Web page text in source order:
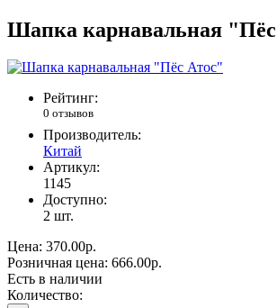
Шапка карнавальная
Рейтинг:
0 отзывов
Производитель:
Китай
Артикул:
1145
Доступно:
2 шт.
Цена: 370.00р.
Розничная цена: 666.00р.
Есть в наличии
Количество: